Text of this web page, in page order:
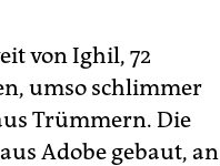
von Ighil, 72
umso schlimmer
Trümmern. Die
Adobe gebaut, an